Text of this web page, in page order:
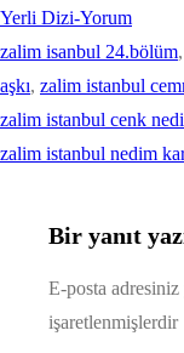
Yerli Dizi-Yorum
zalim isanbul 24.bölüm,
aşkı, zalim istanbul
zalim istanbul cenk
zalim istanbul nedim
Bir yanıt
E-posta adresiniz
işaretlenmişlerdir